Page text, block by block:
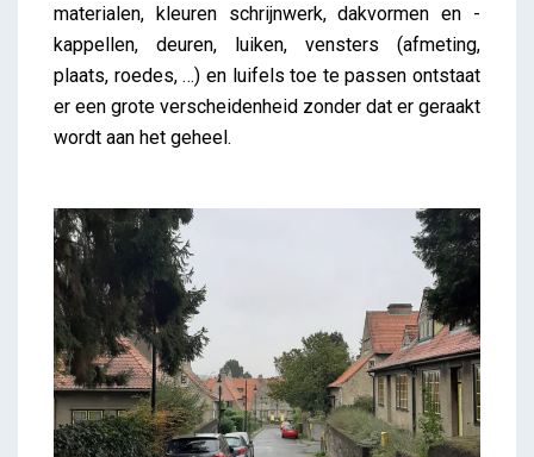
materialen, kleuren schrijnwerk, dakvormen en -
kappellen, deuren, luiken, vensters (afmeting,
plaats, roedes, …) en luifels toe te passen ontstaat
er een grote verscheidenheid zonder dat er geraakt
wordt aan het geheel.